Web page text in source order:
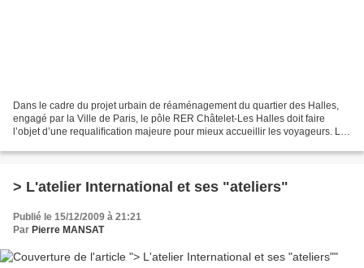
Dans le cadre du projet urbain de réaménagement du quartier des Halles,
engagé par la Ville de Paris, le pôle RER Châtelet-Les Halles doit faire
l’objet d’une requaliﬁcation majeure pour mieux accueillir les voyageurs. Le
> L'atelier International et ses "ateliers"
Publié le 15/12/2009 à 21:21
Par Pierre MANSAT